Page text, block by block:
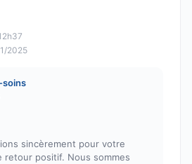
2025
soins
sincèrement pour votre
retour positif. Nous sommes